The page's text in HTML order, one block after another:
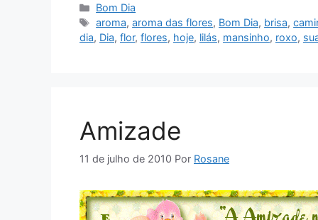
Categorias
Bom Dia
Tags
aroma,aroma das flores, Bom Dia, brisa,
dia, Dia, flor, flores, hoje, lilás, mansinho, roxo,
Amizade
11 de julho de 2010 Por Rosane